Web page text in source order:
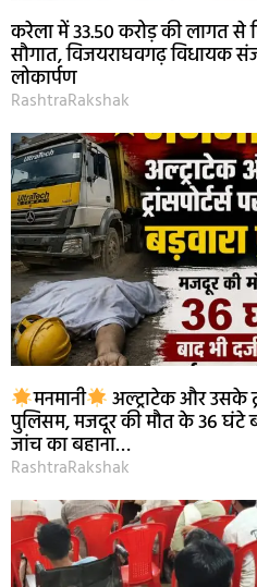
करेला में 33.50 करोड़ की लागत से
सौगात, विजयराघवगढ़ विधायक
लोकार्पण
RashtraRakshak
मनमानी अल्ट्राटेक और उसके
पुलिसम, मजदूर की मौत के 36 घंटे
जांच का बहाना…
RashtraRakshak